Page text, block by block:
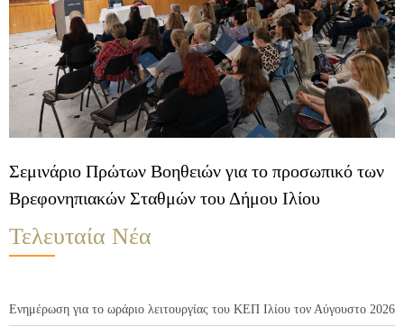
Σεμινάριο Πρώτων Βοηθειών για το προσωπικό των
Βρεφονηπιακών Σταθμών του Δήμου Ιλίου
Τελευταία Νέα
Ενημέρωση για το ωράριο λειτουργίας του ΚΕΠ Ιλίου τον Αύγουστο 2026